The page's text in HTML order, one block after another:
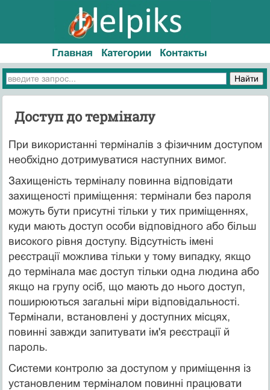
Главная Категории Контакты
Доступ до терміналу
При використанні терміналів з фізичним доступом
необхідно дотримуватися наступних вимог.
Захищеність терміналу повинна відповідати
захищеності приміщення: термінали без пароля
можуть бути присутні тільки у тих приміщеннях,
куди мають доступ особи відповідного або більш
високого рівня доступу. Відсутність імені
реєстрації можлива тільки у тому випадку, якщо
до термінала має доступ тільки одна людина або
якщо на групу осіб, що мають до нього доступ,
поширюються загальні міри відповідальності.
Термінали, встановлені у доступних місцях,
повинні завжди запитувати ім'я реєстрації й
пароль.
Системи контролю за доступом у приміщення із
установленим терміналом повинні працювати